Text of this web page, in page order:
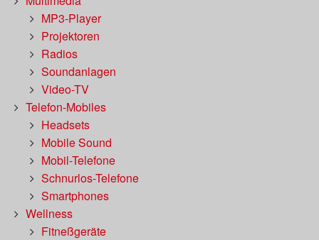
MP3-Player
Projektoren
Radios
Soundanlagen
Video-TV
Telefon-Mobiles
Headsets
Mobile Sound
Mobil-Telefone
Schnurlos-Telefone
Smartphones
Wellness
Fitneßgeräte